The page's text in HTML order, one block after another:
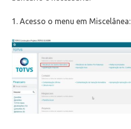
1. Acesso o menu em Miscelânea: